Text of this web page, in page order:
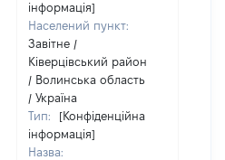
інформація]
Населений пункт:
Завітне /
Ківерцівський район
/ Волинська область
/ Україна
Тип:
[Конфіденційна
інформація]
Назва: